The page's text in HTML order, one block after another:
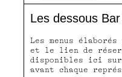
Les dessous
Les menus
et le lien de
disponibles ici sur
avant chaque